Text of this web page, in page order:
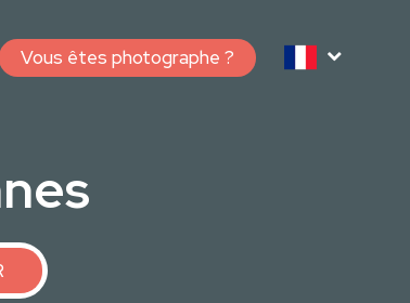
Vous êtes photographe ?